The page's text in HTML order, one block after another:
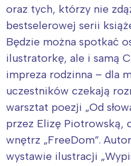
oraz tych, którzy nie
bestselerowej serii
Będzie można spotkać
ilustratorkę, ale i samą
impreza rodzinna – dla
uczestników czekają
warsztat poezji „Od
przez Elizę Piotrowską,
wnętrz „FreeDom”.
wystawie ilustracji